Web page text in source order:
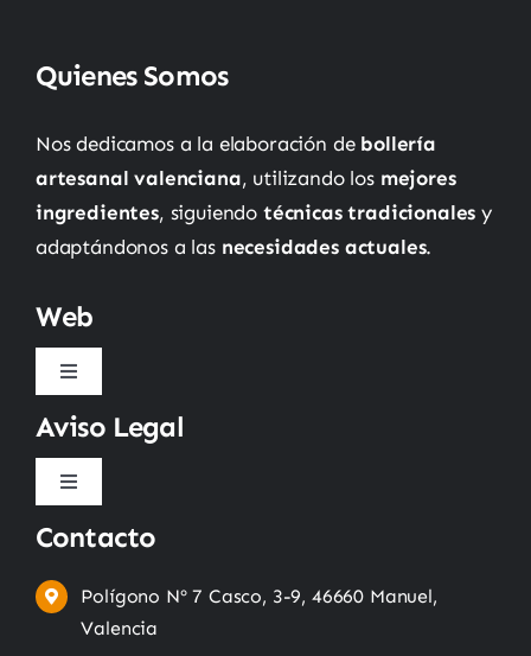
Quienes Somos
Nos dedicamos a la elaboración de bollería
artesanal valenciana, utilizando los mejores
ingredientes, siguiendo técnicas tradicionales y
adaptándonos a las necesidades actuales.
Web
Toggle
Inicio
Quienes somos
Tienda
Aviso Legal
Toggle
Política de privacidad
Condiciones de uso
Contacto
Polígono Nº 7 Casco, 3-9, 46660 Manuel,
Valencia